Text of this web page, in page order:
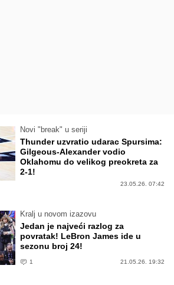
Novi "break" u seriji
Thunder uzvratio udarac Spursima:
Gilgeous-Alexander vodio
Oklahomu do velikog preokreta za
2-1!
23.05.26. 07:42
Kralj u novom izazovu
Jedan je najveći razlog za
povratak! LeBron James ide u
sezonu broj 24!
1 21.05.26. 19:32